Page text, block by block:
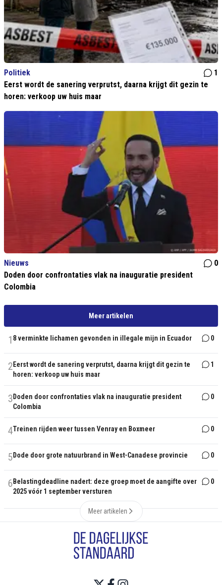
Politiek
1
Eerst wordt de sanering verprutst, daarna krijgt dit gezin te
horen: verkoop uw huis maar
Nieuws
0
Doden door confrontaties vlak na inauguratie president
Colombia
Meer artikelen
1 8 verminkte lichamen gevonden in illegale mijn in Ecuador 0
2 Eerst wordt de sanering verprutst, daarna krijgt dit gezin te
horen: verkoop uw huis maar
1
3 Doden door confrontaties vlak na inauguratie president
Colombia
0
4Treinen rijden weer tussen Venray en Boxmeer 0
5 Dode door grote natuurbrand in West-Canadese provincie 0
6 Belastingdeadline nadert: deze groep moet de aangifte over
2025 vóór 1 september versturen
0
Meer artikelen